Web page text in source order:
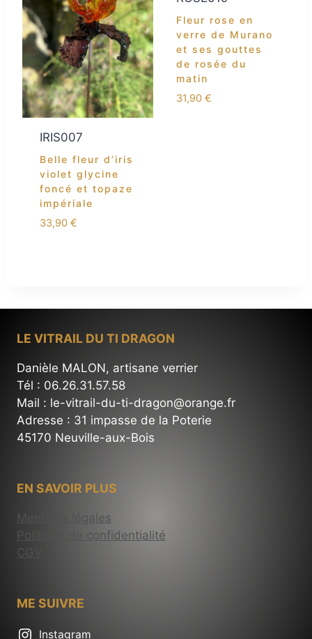
IRIS007
Belle fleur d’iris
violet glycine
foncé et topaze
impériale
33,90 €
Fleur rose en
verre de Murano
et ses gouttes
de rosée du
matin
31,90 €
LE VITRAIL DU TI DRAGON
Danièle MALON, artisane verrier
Tél : 06.26.31.57.58
Mail : le-vitrail-du-ti-dragon@orange.fr
Adresse : 31 impasse de la Poterie
45170 Neuville-aux-Bois
EN SAVOIR PLUS
Mentions légales
Politique de confidentialité
CGV
ME SUIVRE
Instagram